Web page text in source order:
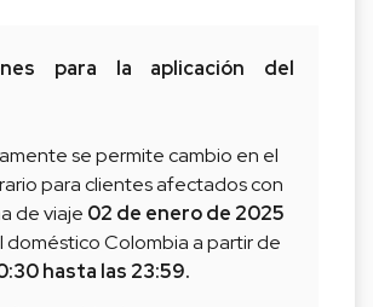
para la aplicación del
se permite cambio en el
para clientes afectados con
de viaje 02 de enero de 2025
doméstico Colombia a partir de
hasta las 23:59.